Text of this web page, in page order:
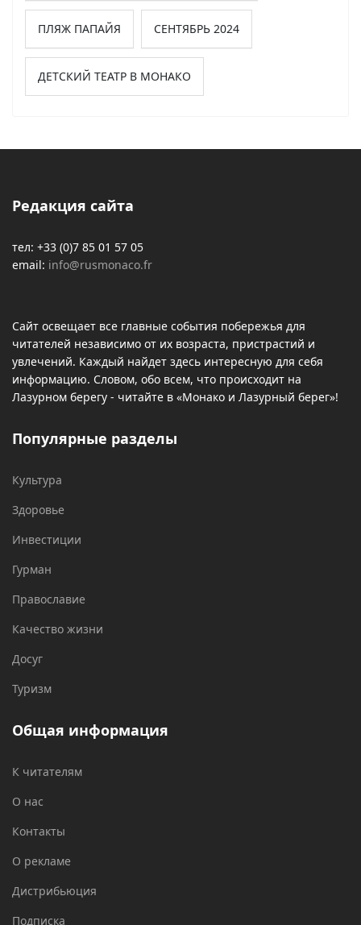
ПЛЯЖ ПАПАЙЯ СЕНТЯБРЬ 2024
ДЕТСКИЙ ТЕАТР В МОНАКО
Редакция сайта
тел: +33 (0)7 85 01 57 05
email: info@rusmonaco.fr
Сайт освещает все главные события побережья для
читателей независимо от их возраста, пристрастий и
увлечений. Каждый найдет здесь интересную для себя
информацию. Словом, обо всем, что происходит на
Лазурном берегу - читайте в «Монако и Лазурный берег»!
Популярные разделы
Культура
Здоровье
Инвестиции
Гурман
Православие
Качество жизни
Досуг
Туризм
Общая информация
К читателям
О нас
Контакты
О рекламе
Дистрибьюция
Подписка